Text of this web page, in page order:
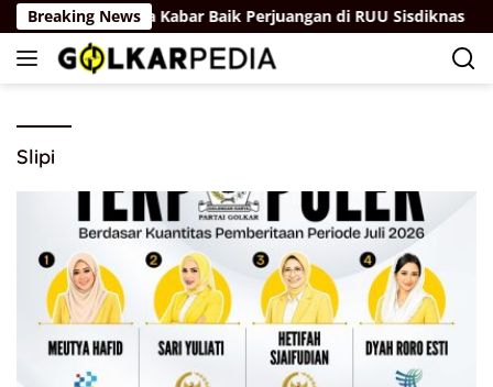
Langsung
ke
konten
Breaking News
Bawa Kabar Baik Perjuangan di RUU Sisdiknas
Slipi